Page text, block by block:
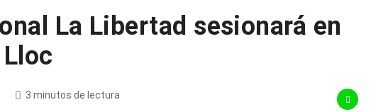
La Libertad sesionará en
3 minutos de lectura